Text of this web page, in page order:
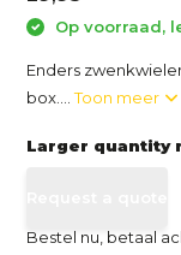
Op voorraad,
Enders
box....Toon meer
Larger quantity
Bestel nu, betaal